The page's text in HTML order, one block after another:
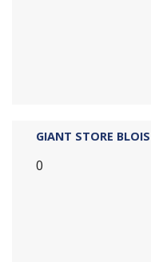
GIANT STORE BLOIS
0